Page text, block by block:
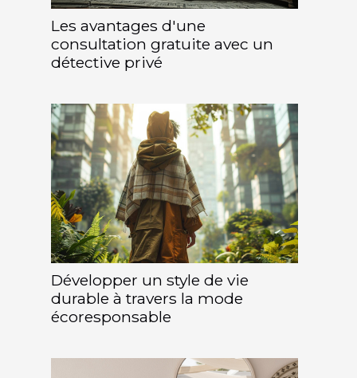
Les avantages d'une
consultation gratuite avec un
détective privé
Développer un style de vie
durable à travers la mode
écoresponsable